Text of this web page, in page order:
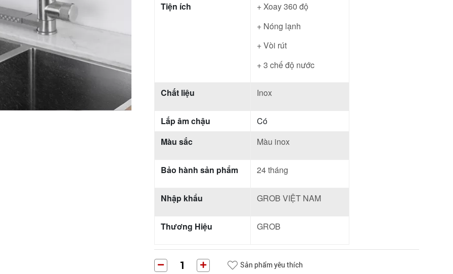
Tiện ích
+ Xoay 360 độ
+ Nóng lạnh
+ Vòi rút
+ 3 chế độ nước
Chất liệu Inox
Lắp âm chậu
Có
Màu sắc
Màu inox
Bảo hành sản phẩm 24 tháng
Nhập khẩu GROB VIỆT NAM
Thương Hiệu GROB
Sản phẩm yêu thích